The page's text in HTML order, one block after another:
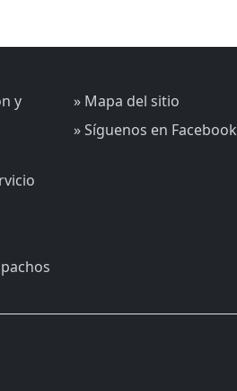
y
» Mapa del sitio
» Síguenos en Facebook